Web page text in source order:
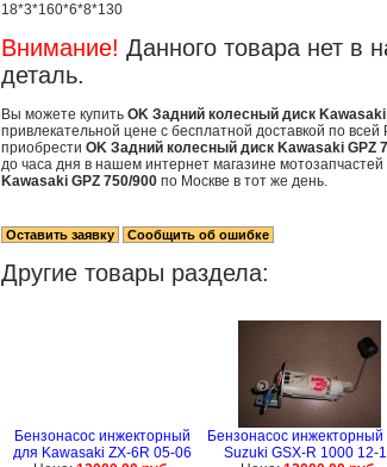
18*3*160*6*8*130
Внимание! Данного товара нет в
деталь.
Вы можете купить OK Задний колесный диск Kawasaki
привлекательной цене с бесплатной доставкой по
приобрести OK Задний колесный диск Kawasaki GPZ
до часа дня в нашем интернет магазине мотозапчастей
Kawasaki GPZ 750/900 по Москве в тот же день.
Другие товары раздела:
Бензонасос инжекторный
для Kawasaki ZX-6R 05-06
Бензонасос инжекторный
Suzuki GSX-R 1000 12-